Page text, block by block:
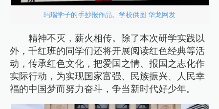
玛瑙学子的手抄报作品。学校供图 华龙网发
精神不灭，薪火相传。除了本次研学实践以
外，千红班的同学们还将开展阅读红色经典等活
动，传承红色文化，把爱国之情、报国之志化作
实际行动，为实现国家富强、民族振兴、人民幸
福的中国梦而努力奋斗，争当新时代好少年。